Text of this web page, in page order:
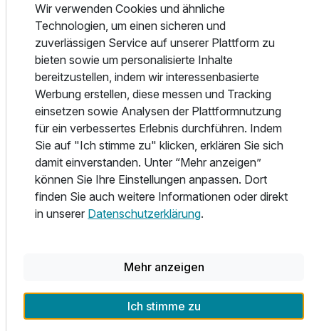
2 Erwachsene und 2 Kinder
Bett an der Turmspitze ist das Wahrzeichen unseres
Hauses und ein besonderes Fotomotiv. Jedes Zimmer ist
einzigartig: mal mit Erker, mal mit charmanten Holzbalken
oder Balkon, stets modern eingerichtet und mit großzügiger
Raumhöhe von 3,20 Metern, die ein luftiges Wohngefühl
schafft. Ein Wasserkocher für Tee und Kaffee stehen in
allen Zimmern bereit - die Kurfürstenzimmer sind sogar mit
Kapselmaschienen ausgestattet, dazu kostenfreies WLAN,
damit Sie jederzeit verbunden bleiben.
Starten Sie den Tag mit einem ausgiebigen Frühstück im
Bistro 1904, montags bis freitags von 6.30 bis 10.00 Uhr
und am Wochenende von 7.00 bis 11.00 Uhr. Genießen Sie
historischer Natur direkt vor Ihrer Tür.
Wir freuen uns darauf, Ihren Aufenthalt zu etwas
Besonderem zu machen!
Wir verwenden Cookies und ähnliche
Technologien, um einen sicheren und
zuverlässigen Service auf unserer Plattform zu
bieten sowie um personalisierte Inhalte
bereitzustellen, indem wir interessenbasierte
Werbung erstellen, diese messen und Tracking
einsetzen sowie Analysen der Plattformnutzung
für ein verbessertes Erlebnis durchführen. Indem
Sie auf "Ich stimme zu" klicken, erklären Sie sich
damit einverstanden. Unter “Mehr anzeigen”
können Sie Ihre Einstellungen anpassen. Dort
finden Sie auch weitere Informationen oder direkt
in unserer Datenschutzerklärung.
Mehr anzeigen
Ich stimme zu